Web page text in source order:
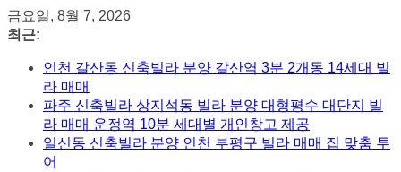
콘
텐
금요일, 8월 7, 2026
최근:
인천 갈산동 신축빌라 분양 갈산역 3분 2개동 14세대 빌
라 매매
파주 신축빌라 상지석동 빌라 분양 대형평수 대단지 빌
라 매매 운정역 10분 세대별 개인창고 제공
일신동 신축빌라 분양 인천 부평구 빌라 매매 집 맞춤 투
어